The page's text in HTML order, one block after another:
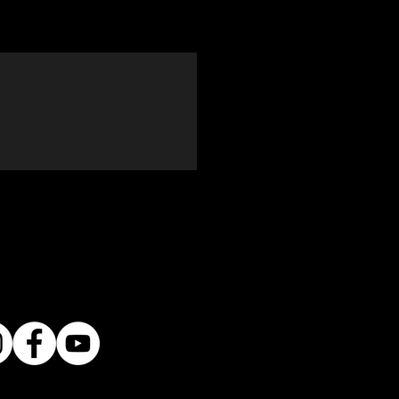
Velcro o Resortes para su
en Colombia.